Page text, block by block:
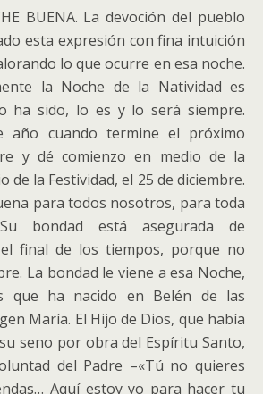
BUENA. La devoción del pueblo
esta expresión con fina intuición
lo que ocurre en esa noche.
la Noche de la Natividad es
ha sido, lo es y lo será siempre.
año cuando termine el próximo
y dé comienzo en medio de la
de la Festividad, el 25 de diciembre.
para todos nosotros, para toda
bondad está asegurada de
final de los tiempos, porque no
La bondad le viene a esa Noche,
que ha nacido en Belén de las
María. El Hijo de Dios, que había
seno por obra del Espíritu Santo,
del Padre –«Tú no quieres
Aquí estoy yo para hacer tu